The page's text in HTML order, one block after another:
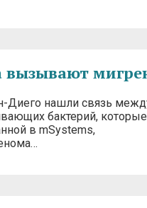
вызывают
Диего нашли связь
бактерий, которые
в mSystems,